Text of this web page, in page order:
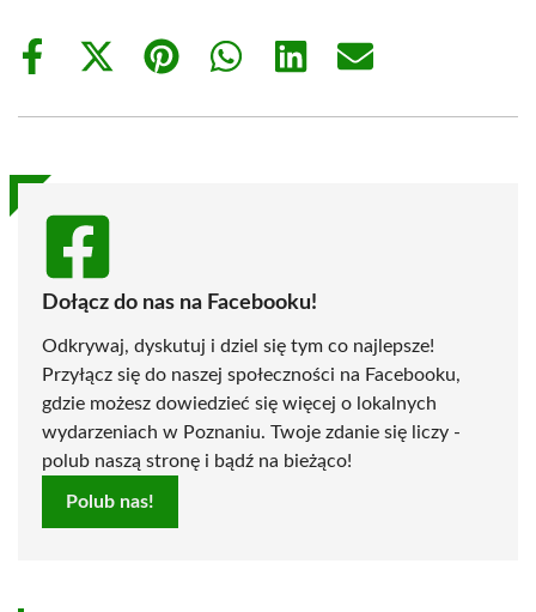
Share
Share
(Twitter)
Share
Share
Share
Share
Dołącz do nas na Facebooku!
Odkrywaj, dyskutuj i dziel się tym co najlepsze!
Przyłącz się do naszej społeczności na Facebooku,
gdzie możesz dowiedzieć się więcej o lokalnych
wydarzeniach w Poznaniu. Twoje zdanie się liczy -
polub naszą stronę i bądź na bieżąco!
Polub nas!